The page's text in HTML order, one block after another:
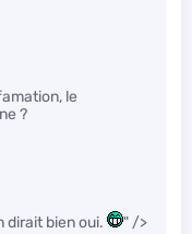
le
?
dirait bien oui. " />